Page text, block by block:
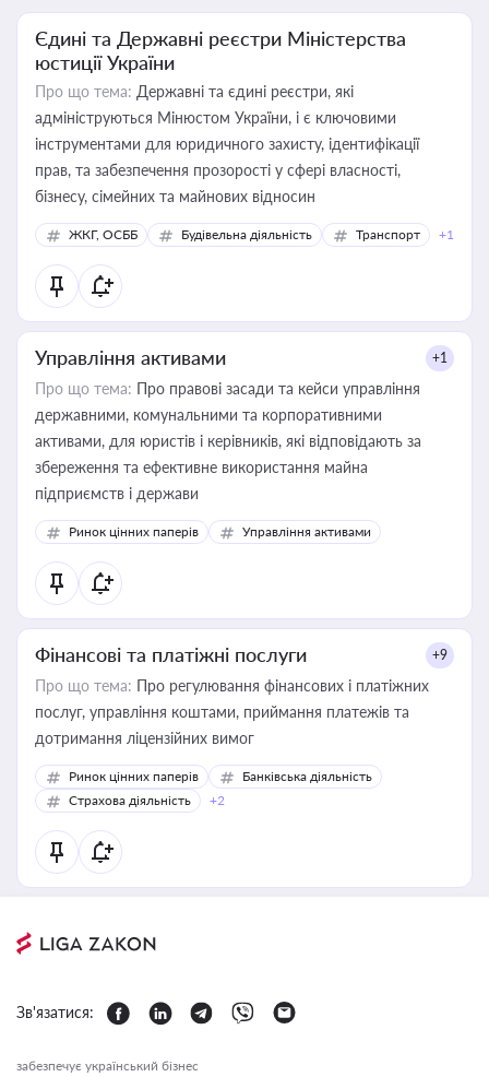
Єдині та Державні реєстри Міністерства
юстиції України
Про що тема: Державні та єдині реєстри, які
адмініструються Мінюстом України, і є ключовими
інструментами для юридичного захисту, ідентифікації
прав, та забезпечення прозорості у сфері власності,
бізнесу, сімейних та майнових відносин
ЖКГ, ОСББ Будівельна діяльність Транспорт +1
Управління активами +1
Про що тема: Про правові засади та кейси управління
державними, комунальними та корпоративними
активами, для юристів і керівників, які відповідають за
збереження та ефективне використання майна
підприємств і держави
Ринок цінних паперів Управління активами
Фінансові та платіжні послуги +9
Про що тема: Про регулювання фінансових і платіжних
послуг, управління коштами, приймання платежів та
дотримання ліцензійних вимог
Ринок цінних паперів
Банківська діяльність
Страхова діяльність
+2
Зв'язатися:
забезпечує український бізнес